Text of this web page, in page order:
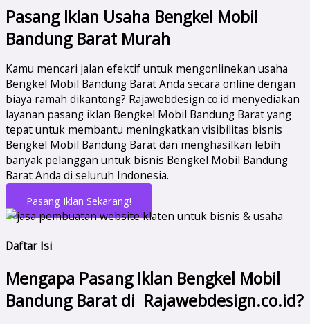
Pasang Iklan Usaha Bengkel Mobil
Bandung Barat Murah
Kamu mencari jalan efektif untuk mengonlinekan usaha
Bengkel Mobil Bandung Barat Anda secara online dengan
biaya ramah dikantong? Rajawebdesign.co.id menyediakan
layanan pasang iklan Bengkel Mobil Bandung Barat yang
tepat untuk membantu meningkatkan visibilitas bisnis
Bengkel Mobil Bandung Barat dan menghasilkan lebih
banyak pelanggan untuk bisnis Bengkel Mobil Bandung
Barat Anda di seluruh Indonesia.
Pasang Iklan Sekarang!
Daftar Isi
Mengapa Pasang Iklan Bengkel Mobil
Bandung Barat di Rajawebdesign.co.id?